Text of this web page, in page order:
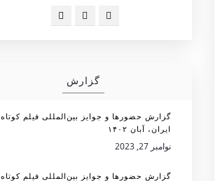
گزارش
گزارش حضورها و جوایز بین‌المللی فیلم کوتاه
ایران، آبان ۱۴۰۲
نوامبر 27, 2023
گزارش حضورها و جوایز بین‌المللی فیلم کوتاه